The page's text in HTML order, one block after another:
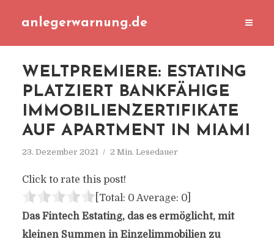
anlegerwarnung.de
WELTPREMIERE: ESTATING
PLATZIERT BANKFÄHIGE
IMMOBILIENZERTIFIKATE
AUF APARTMENT IN MIAMI
23. Dezember 2021 2 Min. Lesedauer
Click to rate this post!
[Total: 0 Average: 0]
Das Fintech Estating, das es ermöglicht, mit
kleinen Summen in Einzelimmobilien zu